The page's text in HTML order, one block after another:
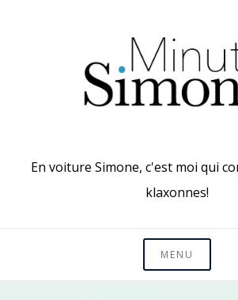
En voiture Simone, c'est moi qui
klaxonnes!
MENU